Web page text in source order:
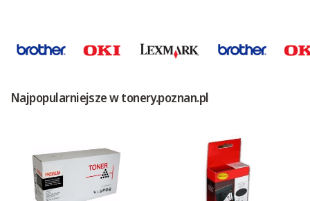
Najpopularniejsze w tonery.poznan.pl